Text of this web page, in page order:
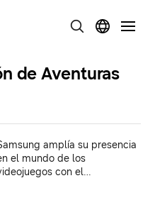
de Aventuras
amplía su presencia
el mundo de los
con el